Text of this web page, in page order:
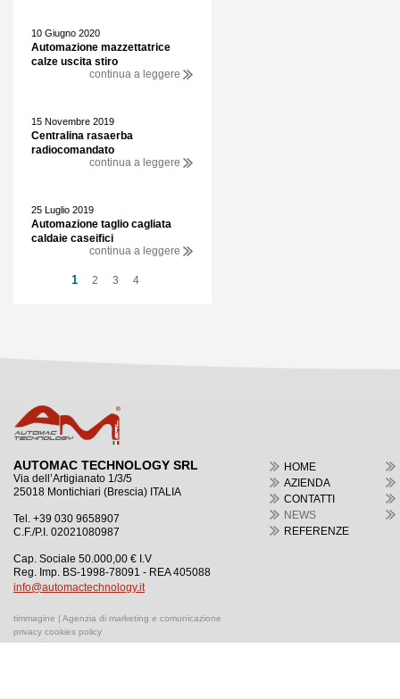
10 Giugno 2020
Automazione mazzettatrice
calze uscita stiro
continua a leggere
15 Novembre 2019
Centralina rasaerba
radiocomandato
continua a leggere
25 Luglio 2019
Automazione taglio cagliata
caldaie caseifici
continua a leggere
1 2 3 4
AUTOMAC TECHNOLOGY SRL
Via dell’Artigianato 1/3/5
25018 Montichiari (Brescia) ITALIA
Tel. +39 030 9658907
C.F./P.I. 02021080987
Cap. Sociale 50.000,00 € I.V
Reg. Imp. BS-1998-78091 - REA 405088
info@automactechnology.it
timmagine | Agenzia di marketing e comunicazione
privacy cookies policy
HOME
AZIENDA
CONTATTI
NEWS
REFERENZE